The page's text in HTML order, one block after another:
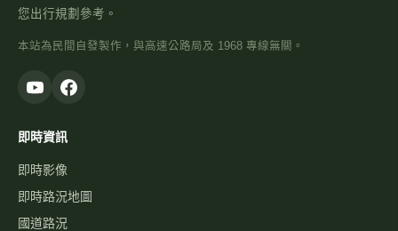
您出行規劃參考。
本站為民間自發製作，與高速公路局及 1968 專線無關。
即時資訊
即時影像
即時路況地圖
國道路況